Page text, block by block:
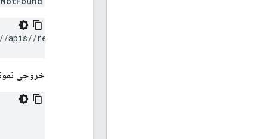
/apis//revisions/
خروجی